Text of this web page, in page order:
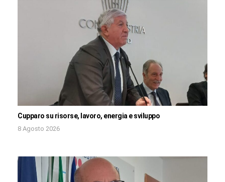
Cupparo su risorse, lavoro, energia e sviluppo
8 Agosto 2026